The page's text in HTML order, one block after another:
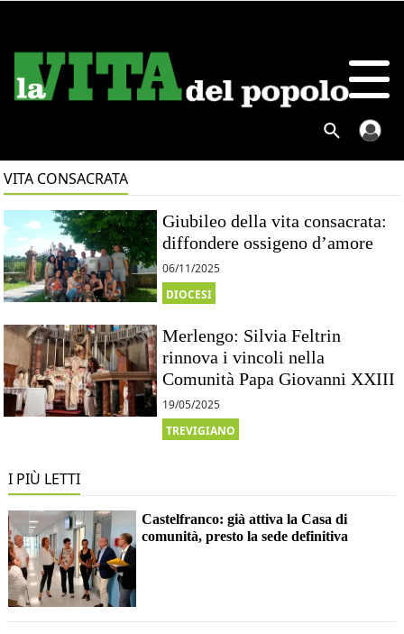
VITA CONSACRATA
Giubileo della vita consacrata:
diffondere ossigeno d’amore
06/11/2025
DIOCESI
Merlengo: Silvia Feltrin
rinnova i vincoli nella
Comunità Papa Giovanni XXIII
19/05/2025
TREVIGIANO
I PIÙ LETTI
Castelfranco: già attiva la Casa di
comunità, presto la sede definitiva